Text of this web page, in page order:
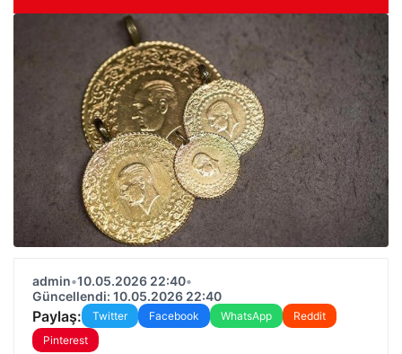
admin•10.05.2026 22:40•
Güncellendi: 10.05.2026 22:40
Paylaş: Twitter Facebook WhatsApp
Reddit
Pinterest